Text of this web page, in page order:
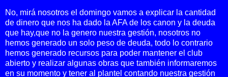
No, mirá nosotros el domingo vamos a explicar la cantidad
de dinero que nos ha dado la AFAde los canon y la deuda
que hay,que no la genero nuestra gestión, nosotros no
hemos generado un solo peso de deuda, todo lo contrario
hemos generado recursos para poder mantener el club
abierto y realizar algunas obras que también informaremos
en su momento y tener al plantel contando nuestra gestión